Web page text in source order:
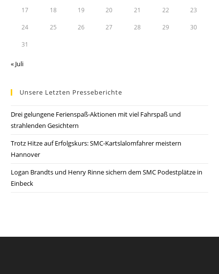
17 18 19 20 21 22 23
24 25 26 27 28 29 30
31
« Juli
Unsere Letzten Presseberichte
Drei gelungene Ferienspaß-Aktionen mit viel Fahrspaß und
strahlenden Gesichtern
Trotz Hitze auf Erfolgskurs: SMC-Kartslalomfahrer meistern
Hannover
Logan Brandts und Henry Rinne sichern dem SMC Podestplätze in
Einbeck